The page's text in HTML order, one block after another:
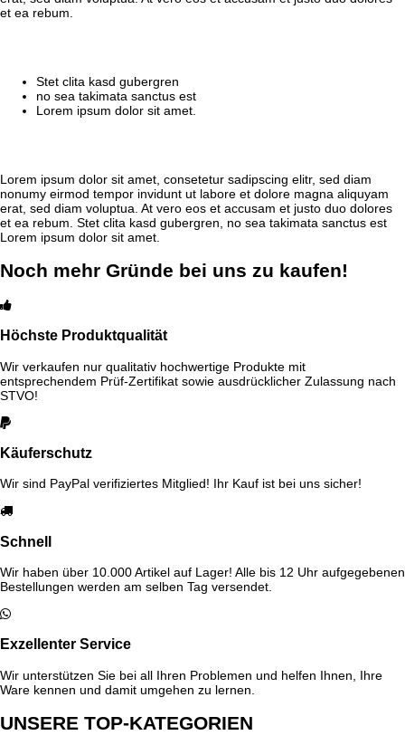
et ea rebum.
Stet clita kasd gubergren
no sea takimata sanctus est
Lorem ipsum dolor sit amet.
Lorem ipsum dolor sit amet, consetetur sadipscing elitr, sed diam
nonumy eirmod tempor invidunt ut labore et dolore magna aliquyam
erat, sed diam voluptua. At vero eos et accusam et justo duo dolores
et ea rebum. Stet clita kasd gubergren, no sea takimata sanctus est
Lorem ipsum dolor sit amet.
Noch mehr Gründe bei uns zu kaufen!
Höchste Produktqualität
Wir verkaufen nur qualitativ hochwertige Produkte mit
entsprechendem Prüf-Zertifikat sowie ausdrücklicher Zulassung nach
STVO!
Käuferschutz
Wir sind PayPal verifiziertes Mitglied! Ihr Kauf ist bei uns sicher!
Schnell
Wir haben über 10.000 Artikel auf Lager! Alle bis 12 Uhr aufgegebenen
Bestellungen werden am selben Tag versendet.
Exzellenter Service
Wir unterstützen Sie bei all Ihren Problemen und helfen Ihnen, Ihre
Ware kennen und damit umgehen zu lernen.
UNSERE TOP-KATEGORIEN